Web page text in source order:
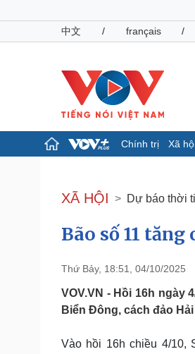
中文
/ français /
Chính trị Xã
Đảng
Tổ chức nhân sự
Nhận diện sự thật
Pháp luật
Vụ án
Tư vấn luật
XÃ HỘI Dự báo thời
Bão số 11
Thứ Bảy, 18:51, 04/10/2025
VOV.VN - Hồi 16h ngày
Biển Đông, cách đảo
Vào hồi 16h chiều 4/10,